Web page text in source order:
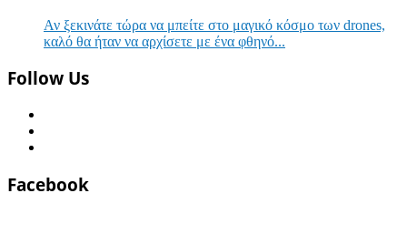
Αν ξεκινάτε τώρα να μπείτε στο μαγικό κόσμο των drones,
καλό θα ήταν να αρχίσετε με ένα φθηνό...
Follow Us
Facebook